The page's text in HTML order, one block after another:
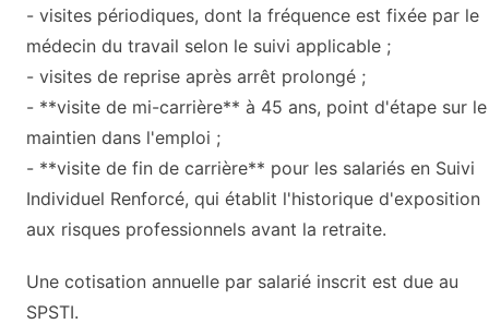
- visites périodiques, dont la fréquence est fixée par le
médecin du travail selon le suivi applicable ;
- visites de reprise après arrêt prolongé ;
- **visite de mi-carrière** à 45 ans, point d'étape sur le
maintien dans l'emploi ;
- **visite de fin de carrière** pour les salariés en Suivi
Individuel Renforcé, qui établit l'historique d'exposition
aux risques professionnels avant la retraite.
Une cotisation annuelle par salarié inscrit est due au
SPSTI.